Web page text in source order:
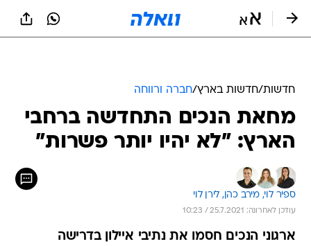
חדשות/חדשות בארץ/חברה ורווחה
מחאת הנכים התחדשה ברחבי
הארץ: "לא יהיו יותר פשרות"
ספיר לוי, מירב כהן, לירן לוי
עודכן לאחרונה: 25.7.2021 / 10:23
ארגוני הנכים חסמו את נתיבי איילון בדרישה